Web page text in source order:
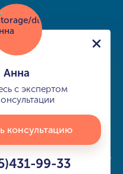
сайта info@buy-dubai.ae
Анна
с экспертом
консультацию
99-33